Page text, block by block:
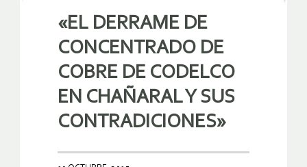
«EL DERRAME DE
CONCENTRADO DE
COBRE DE CODELCO
EN CHAÑARAL Y SUS
CONTRADICIONES»